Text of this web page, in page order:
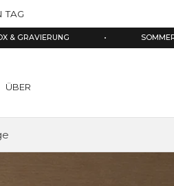
TAG
SOMMER
ÜBER